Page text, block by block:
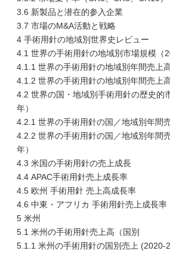
3.6 新製品と潜在的参入企業
3.7 市場のM&A活動と戦略
4 手術用針の地域別世界史レビュー
4.1 世界の手術用針の地域別市場規模（
4.1.1 世界の手術用針の地域別年間売上
4.1.2 世界の手術用針の地域別年間売上
4.2 世界の国・地域別手術用針の歴史的
年）
4.2.1 世界の手術用針の国／地域別年間
4.2.2 世界の手術用針の国／地域別年間
年）
4.3 米国の手術用針の売上成長
4.4 APAC手術用針売上成長率
4.5 欧州 手術用針 売上高成長率
4.6 中東・アフリカ 手術用針売上成長率
5 米州
5.1 米州の手術用針売上高（国別
5.1.1 米州の手術用針の国別売上 (2020-